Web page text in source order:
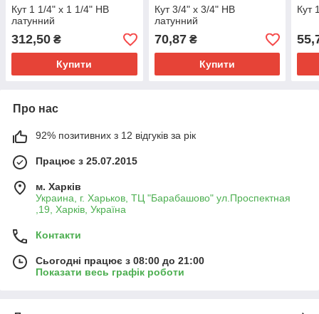
Кут 1 1/4" х 1 1/4" НВ
латунний
312,50 ₴
Купити
Кут 3/4" х 3/4" НВ
латунний
70,87₴
Купити
Кут
Про нас
92% позитивних з 12 відгуків за рік
Працює з 25.07.2015
м. Харків
Украина, г. Харьков, ТЦ "Барабашово" ул.Проспектная
,19, Харків, Україна
Контакти
Сьогодні працює з 08:00 до 21:00
Показати весь графік роботи